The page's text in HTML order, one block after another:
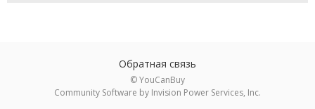
Обратная связь
© YouCanBuy
Community Software by Invision Power Services, Inc.